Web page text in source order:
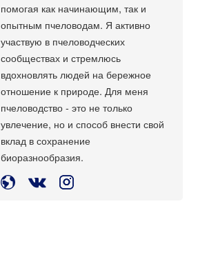
помогая как начинающим, так и
опытным пчеловодам. Я активно
участвую в пчеловодческих
сообществах и стремлюсь
вдохновлять людей на бережное
отношение к природе. Для меня
пчеловодство - это не только
увлечение, но и способ внести свой
вклад в сохранение
биоразнообразия.